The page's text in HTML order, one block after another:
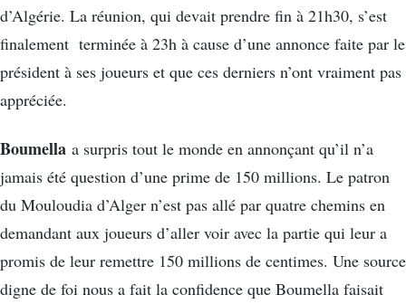
d’Algérie. La réunion, qui devait prendre fin à 21h30, s’est
finalement terminée à 23h à cause d’une annonce faite par le
président à ses joueurs et que ces derniers n’ont vraiment pas
appréciée.
Boumella a surpris tout le monde en annonçant qu’il n’a
jamais été question d’une prime de 150 millions. Le patron
du Mouloudia d’Alger n’est pas allé par quatre chemins en
demandant aux joueurs d’aller voir avec la partie qui leur a
promis de leur remettre 150 millions de centimes. Une source
digne de foi nous a fait la confidence que Boumella faisait